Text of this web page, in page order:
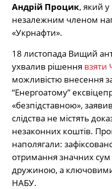
Андрій Процик, який
незалежним членом
«Укрнафти».
18 листопада Вищий
ухвалив рішення взяти
можливістю внесення
“Енергоатому”
«безпідставною»,
слідства не містять
незаконних коштів.
наполягали:
отримання значних
дружиною, а
НАБУ.